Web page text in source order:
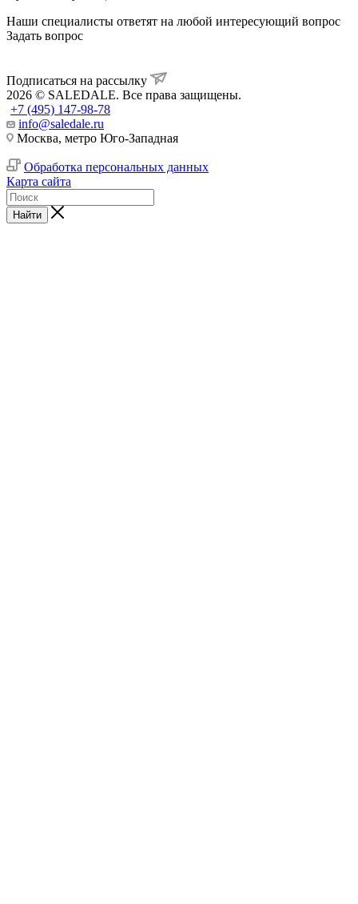
Наши специалисты ответят на любой интересующий вопрос
Задать вопрос
Подписаться на рассылку
2026 © SALEDALE. Все права защищены.
+7 (495) 147-98-78
info@saledale.ru
Москва, метро Юго-Западная
Обработка персональных данных
Карта сайта
Найти